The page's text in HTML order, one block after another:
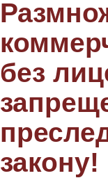
без
закону!